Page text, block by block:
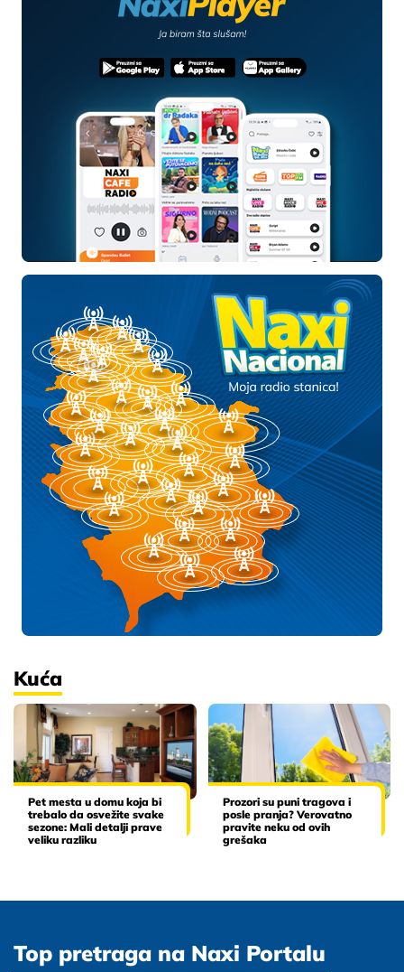
Kuća
Pet mesta u domu koja bi
trebalo da osvežite svake
sezone: Mali detalji prave
veliku razliku
Prozori su puni tragova i
posle pranja? Verovatno
pravite neku od ovih
grešaka
Top pretraga na Naxi Portalu